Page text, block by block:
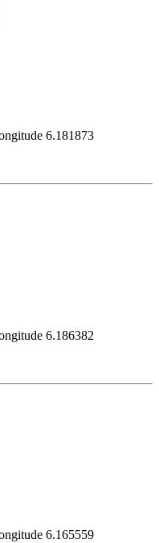
6.181873
6.186382
6.165559